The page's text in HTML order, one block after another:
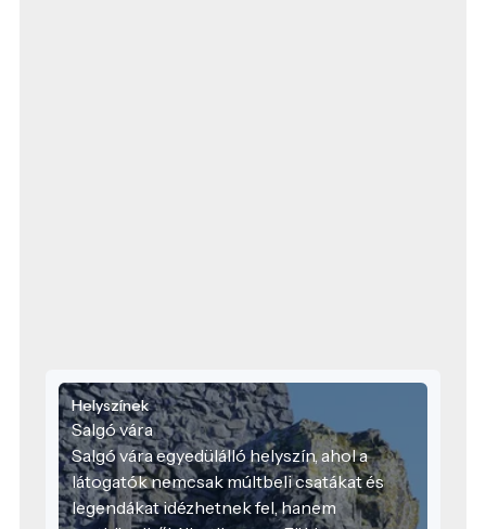
Helyszínek
Salgó vára
Salgó vára egyedülálló helyszín, ahol a
látogatók nemcsak múltbeli csatákat és
legendákat idézhetnek fel, hanem